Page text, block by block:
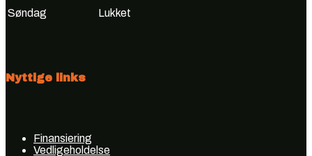
Søndag
Lukket
Nyttige links
Finansiering
Vedligeholdelse